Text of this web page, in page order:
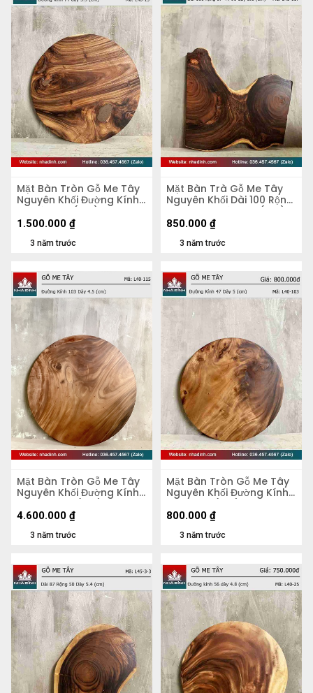
Mặt Bàn Tròn Gỗ Me Tây
Nguyên Khối Đường Kính
74 Dày 3.9 (cm)
3 năm trước
1.500.000 ₫
Mặt Bàn Trà Gỗ Me Tây
Nguyên Khối Dài 100 Rộng
67-44-90 Dày 2,8 (cm)
3 năm trước
850.000 ₫
Mặt Bàn Tròn Gỗ Me Tây
Nguyên Khối Đường Kính
103 Dày 4,5 (cm)
3 năm trước
4.600.000 ₫
Mặt Bàn Tròn Gỗ Me Tây
Nguyên Khối Đường Kính
47 Dày 5 (cm)
3 năm trước
800.000 ₫